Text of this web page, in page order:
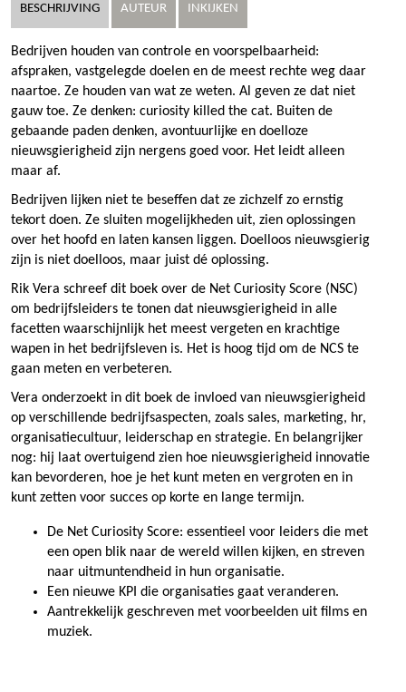
BESCHRIJVING AUTEUR INKIJKEN
Bedrijven houden van controle en voorspelbaarheid:
afspraken, vastgelegde doelen en de meest rechte weg daar
naartoe. Ze houden van wat ze weten. Al geven ze dat niet
gauw toe. Ze denken: curiosity killed the cat. Buiten de
gebaande paden denken, avontuurlijke en doelloze
nieuwsgierigheid zijn nergens goed voor. Het leidt alleen
maar af.
Bedrijven lijken niet te beseffen dat ze zichzelf zo ernstig
tekort doen. Ze sluiten mogelijkheden uit, zien oplossingen
over het hoofd en laten kansen liggen. Doelloos nieuwsgierig
zijn is niet doelloos, maar juist dé oplossing.
Rik Vera schreef dit boek over de Net Curiosity Score (NSC)
om bedrijfsleiders te tonen dat nieuwsgierigheid in alle
facetten waarschijnlijk het meest vergeten en krachtige
wapen in het bedrijfsleven is. Het is hoog tijd om de NCS te
gaan meten en verbeteren.
Vera onderzoekt in dit boek de invloed van nieuwsgierigheid
op verschillende bedrijfsaspecten, zoals sales, marketing, hr,
organisatiecultuur, leiderschap en strategie. En belangrijker
nog: hij laat overtuigend zien hoe nieuwsgierigheid innovatie
kan bevorderen, hoe je het kunt meten en vergroten en in
kunt zetten voor succes op korte en lange termijn.
De Net Curiosity Score: essentieel voor leiders die met
een open blik naar de wereld willen kijken, en streven
naar uitmuntendheid in hun organisatie.
Een nieuwe KPI die organisaties gaat veranderen.
Aantrekkelijk geschreven met voorbeelden uit films en
muziek.